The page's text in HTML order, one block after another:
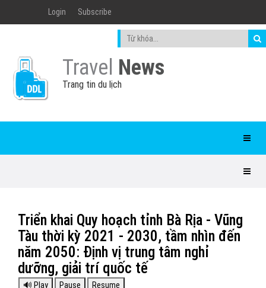
Login Subscribe
Travel News
Trang tin du lịch
Triển khai Quy hoạch tỉnh Bà Rịa - Vũng
Tàu thời kỳ 2021 - 2030, tầm nhìn đến
năm 2050: Định vị trung tâm nghỉ
dưỡng, giải trí quốc tế